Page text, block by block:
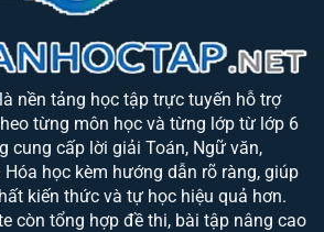
là nền tảng học tập trực tuyến hỗ trợ
từng môn học và từng lớp từ lớp 6
cung cấp lời giải Toán, Ngữ văn,
học kèm hướng dẫn rõ ràng, giúp
kiến thức và tự học hiệu quả hơn.
còn tổng hợp đề thi, bài tập nâng cao